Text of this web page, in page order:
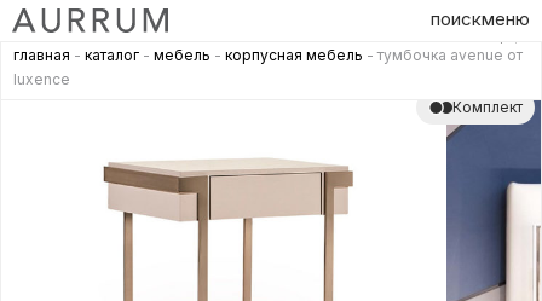
поискменю
главная - каталог - мебель - корпусная мебель - тумбочка avenue от
luxence
Комплект